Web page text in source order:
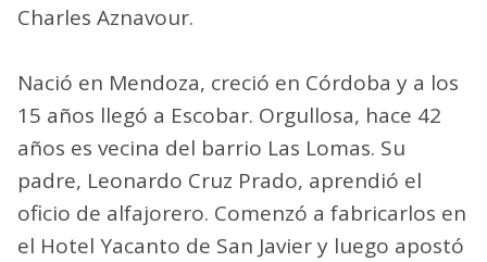
Charles Aznavour.
Nació en Mendoza, creció en Córdoba y a los
15 años llegó a Escobar. Orgullosa, hace 42
años es vecina del barrio Las Lomas. Su
padre, Leonardo Cruz Prado, aprendió el
oficio de alfajorero. Comenzó a fabricarlos en
el Hotel Yacanto de San Javier y luego apostó